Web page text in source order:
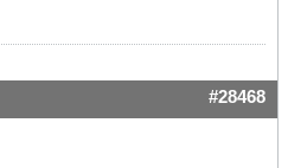
#28468